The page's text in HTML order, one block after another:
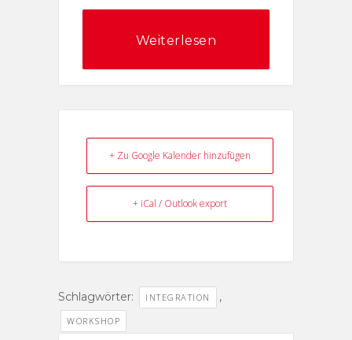
Weiterlesen
+ Zu Google Kalender hinzufügen
+ iCal / Outlook export
Schlagwörter: INTEGRATION ,
WORKSHOP